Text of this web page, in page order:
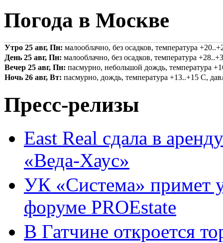
Погода в Москве
Утро 25 авг, Пн: малооблачно, без осадков, температура
День 25 авг, Пн: малооблачно, без осадков, температура
Вечер 25 авг, Пн: пасмурно, небольшой дождь, температура
Ночь 26 авг, Вт: пасмурно, дождь, температура +13..+15 С,
Пресс-релизы
East Real сдала в
«Веда-Хаус»
УК «Система» примет
форуме PROEstate
В Гатчине откроется